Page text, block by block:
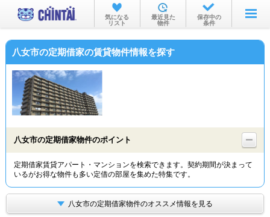
お部屋を探す
沿線・駅から
物件特集から
TOP
気になる
リスト
最近見た
物件
保存中の
条件
八女市の定期借家の賃貸物件情報を探す
八女市の定期借家物件のポイント
定期借家賃貸アパート・マンションを検索できます。契約期間が決まって
いるがお得な物件も多い定借の部屋を集めた特集です。
八女市の定期借家物件のオススメ情報を見る